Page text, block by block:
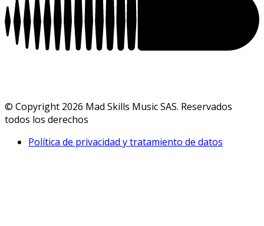
© Copyright 2026 Mad Skills Music SAS. Reservados
todos los derechos
Política de privacidad y tratamiento de datos